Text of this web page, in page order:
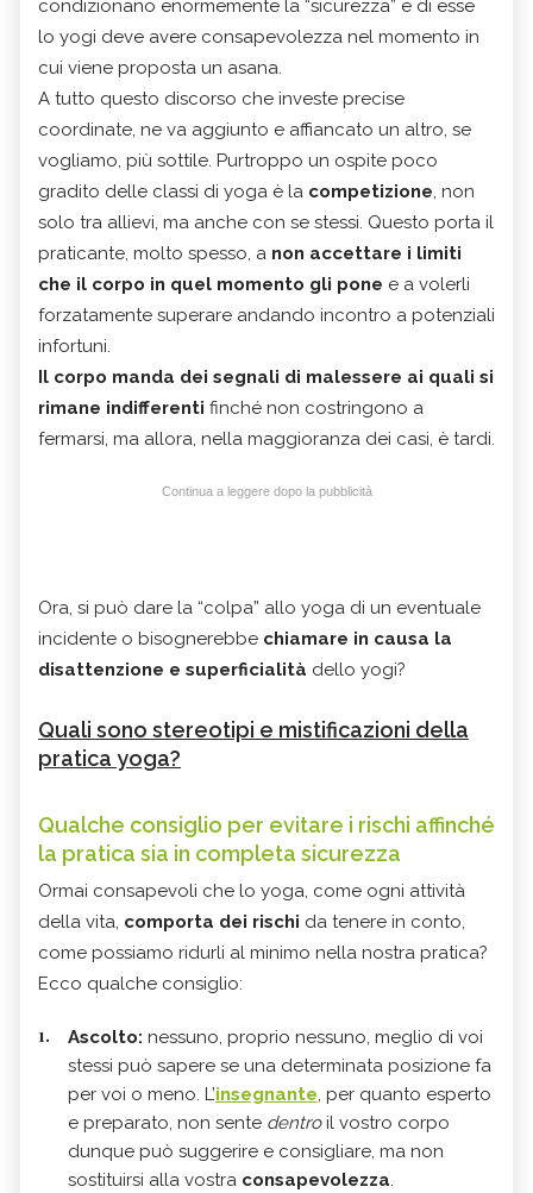
condizionano enormemente la “sicurezza” e di esse
lo yogi deve avere consapevolezza nel momento in
cui viene proposta un asana.
A tutto questo discorso che investe precise
coordinate, ne va aggiunto e affiancato un altro, se
vogliamo, più sottile. Purtroppo un ospite poco
gradito delle classi di yoga è la competizione, non
solo tra allievi, ma anche con se stessi. Questo porta il
praticante, molto spesso, a non accettare i limiti
che il corpo in quel momento gli pone e a volerli
forzatamente superare andando incontro a potenziali
infortuni.
Il corpo manda dei segnali di malessere ai quali si
rimane indifferenti finché non costringono a
fermarsi, ma allora, nella maggioranza dei casi, è tardi.
Continua a leggere dopo la pubblicità
Ora, si può dare la “colpa” allo yoga di un eventuale
incidente o bisognerebbe chiamare in causa la
disattenzione e superficialità dello yogi?
Quali sono stereotipi e mistificazioni della
pratica yoga?
Qualche consiglio per evitare i rischi affinché
la pratica sia in completa sicurezza
Ormai consapevoli che lo yoga, come ogni attività
della vita, comporta dei rischi da tenere in conto,
come possiamo ridurli al minimo nella nostra pratica?
Ecco qualche consiglio:
Ascolto: nessuno, proprio nessuno, meglio di voi
stessi può sapere se una determinata posizione fa
per voi o meno. L’insegnante, per quanto esperto
e preparato, non sente dentroil vostro corpo
dunque può suggerire e consigliare, ma non
sostituirsi alla vostra consapevolezza.